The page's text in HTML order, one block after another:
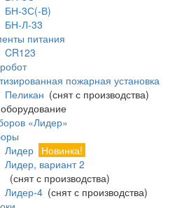
БН-3С(-В)
БН-Л-33
питания
CR123
пожарная установка
Пеликан (снят с производства)
«Лидер»
Лидер Новинка!
Лидер, вариант 2
(снят с производства)
Лидер-4 (снят с производства)